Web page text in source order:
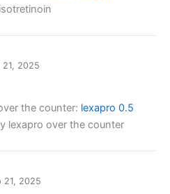
21, 2025
the counter: lexapro 0.5
lexapro over the counter
21, 2025